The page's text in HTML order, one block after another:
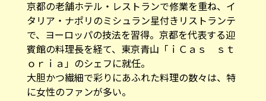
京都の老舗ホテル・レストランで修業を重ね、イ
タリア・ナポリのミシュラン星付きリストランテ
で、ヨーロッパの技法を習得。京都を代表する迎
賓館の料理長を経て、東京青山「ｉＣａｓ ｓｔ
ｏｒｉａ」のシェフに就任。
大胆かつ繊細で彩りにあふれた料理の数々は、特
に女性のファンが多い。